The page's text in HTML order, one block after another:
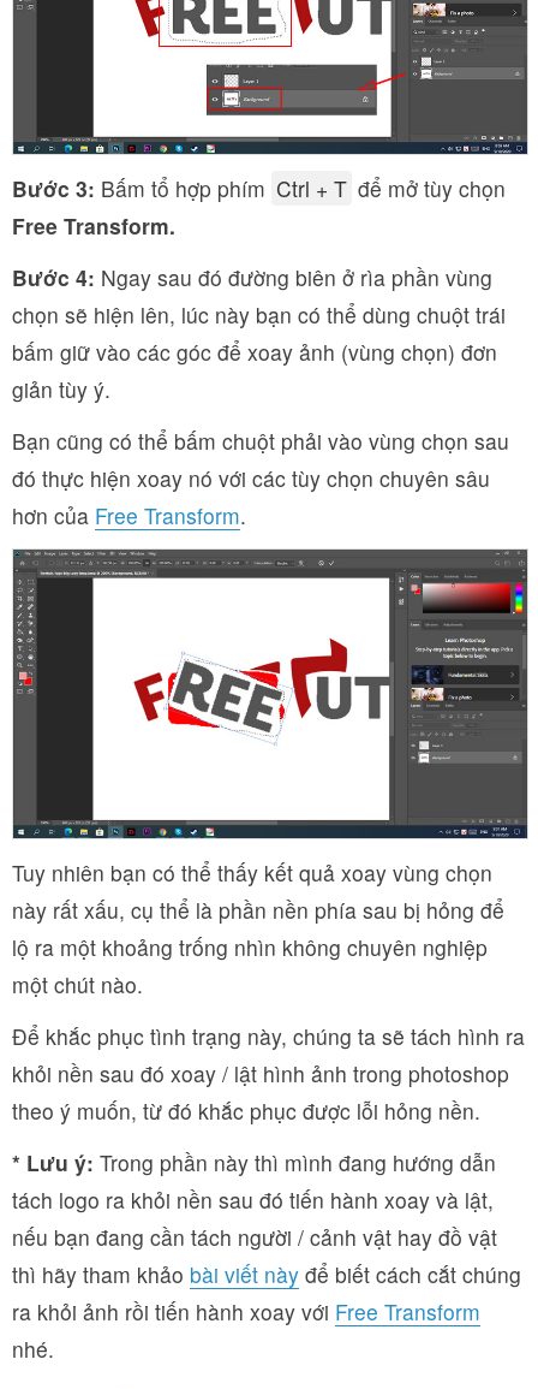
Bước 3: Bấm tổ hợp phím Ctrl + T để mở tùy chọn
Free Transform.
Bước 4: Ngay sau đó đường biên ở rìa phần vùng
chọn sẽ hiện lên, lúc này bạn có thể dùng chuột trái
bấm giữ vào các góc để xoay ảnh (vùng chọn) đơn
giản tùy ý.
Bạn cũng có thể bấm chuột phải vào vùng chọn sau
đó thực hiện xoay nó với các tùy chọn chuyên sâu
hơn của Free Transform.
Tuy nhiên bạn có thể thấy kết quả xoay vùng chọn
này rất xấu, cụ thể là phần nền phía sau bị hỏng để
lộ ra một khoảng trống nhìn không chuyên nghiệp
một chút nào.
Để khắc phục tình trạng này, chúng ta sẽ tách hình ra
khỏi nền sau đó xoay / lật hình ảnh trong photoshop
theo ý muốn, từ đó khắc phục được lỗi hỏng nền.
* Lưu ý: Trong phần này thì mình đang hướng dẫn
tách logo ra khỏi nền sau đó tiến hành xoay và lật,
nếu bạn đang cần tách người / cảnh vật hay đồ vật
thì hãy tham khảo bài viết này để biết cách cắt chúng
ra khỏi ảnh rồi tiến hành xoay với Free Transform
nhé.